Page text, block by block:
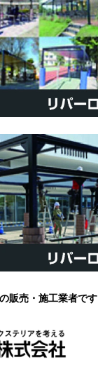
販売・施工業者です